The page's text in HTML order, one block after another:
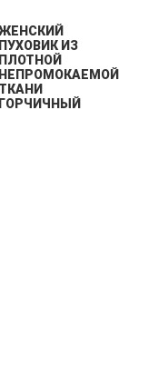
ПУХОВИК ИЗ
ПЛОТНОЙ
НЕПРОМОКАЕМОЙ
ТКАНИ
ГОРЧИЧНЫЙ